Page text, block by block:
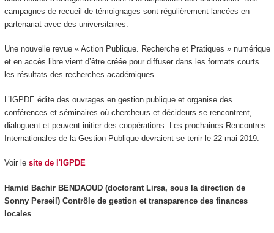
campagnes de recueil de témoignages sont régulièrement lancées en
partenariat avec des universitaires.
Une nouvelle revue « Action Publique. Recherche et Pratiques » numérique
et en accès libre vient d’être créée pour diffuser dans les formats courts
les résultats des recherches académiques.
L’IGPDE édite des ouvrages en gestion publique et organise des
conférences et séminaires où chercheurs et décideurs se rencontrent,
dialoguent et peuvent initier des coopérations. Les prochaines Rencontres
Internationales de la Gestion Publique devraient se tenir le 22 mai 2019.
Voir le site de l'IGPDE
Hamid Bachir BENDAOUD (doctorant Lirsa, sous la direction de
Sonny Perseil) Contrôle de gestion et transparence des finances
locales